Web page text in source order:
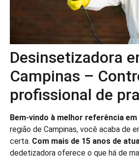
Desinsetizadora
Campinas –
profissional de
Bem-vindo à melhor referência
região de Campinas, você acaba de
certa. Com mais de 15 anos de
dedetizadora oferece o que há de